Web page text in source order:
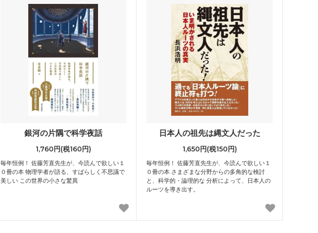
銀河の片隅で科学夜話
1,760円(税160円)
毎年恒例！ 佐藤芳直先生が、今読んで欲しい１
０冊の本 物理学者が語る、すばらしく不思議で
美しい この世界の小さな驚異
日本人の祖先は縄文人だった
1,650円(税150円)
毎年恒例！ 佐藤芳直先生が、今読んで欲しい１
０冊の本 さまざまな分野からの多角的な検討
と、科学的・論理的な 分析によって、日本人の
ルーツを導き出す。